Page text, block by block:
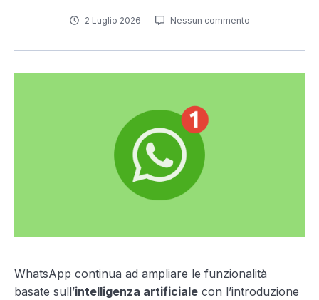
2 Luglio 2026 Nessun commento
WhatsApp continua ad ampliare le funzionalità
basate sull’intelligenza artificiale con l’introduzione